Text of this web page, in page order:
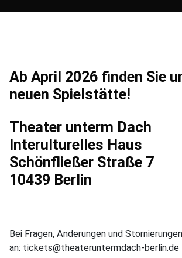
Ab April 2026 finden Sie
neuen Spielstätte!
Theater unterm Dach
Interulturelles Haus
Schönfließer Straße 7
10439 Berlin
Bei Fragen, Änderungen und
an: tickets@theateruntermdach-berlin.de